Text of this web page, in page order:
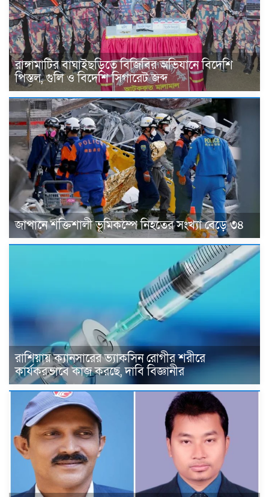
রাঙ্গামাটির বাঘাইছড়িতে বিজিবির অভিযানে বিদেশি
পিস্তল, গুলি ও বিদেশি সিগারেট জব্দ
জাপানে শক্তিশালী ভূমিকম্পে নিহতের সংখ্যা বেড়ে ৩৪
রাশিয়ায় ক্যানসারের ভ্যাকসিন রোগীর শরীরে
কার্যকরভাবে কাজ করছে, দাবি বিজ্ঞানীর